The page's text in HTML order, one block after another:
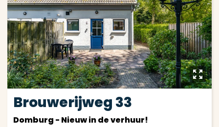
y
Brouwerijweg 33
Domburg - Nieuw in de verhuur!